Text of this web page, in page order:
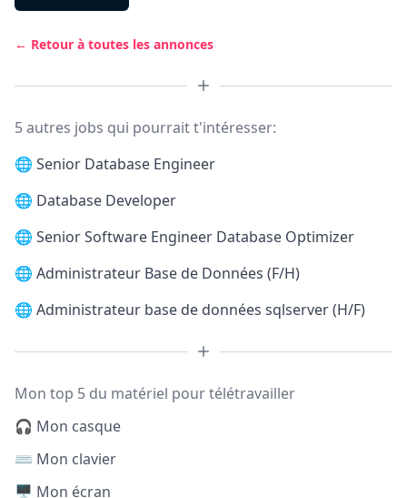
← Retour à toutes les annonces
5 autres jobs qui pourrait t'intéresser:
🌐 Senior Database Engineer
🌐 Database Developer
🌐 Senior Software Engineer Database Optimizer
🌐 Administrateur Base de Données (F/H)
🌐 Administrateur base de données sqlserver (H/F)
Mon top 5 du matériel pour télétravailler
🎧 Mon casque
⌨️ Mon clavier
🖥️ Mon écran